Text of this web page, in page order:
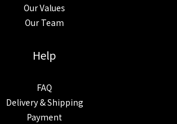
Our Values
Our Team
Help
FAQ
Delivery & Shipping
Payment